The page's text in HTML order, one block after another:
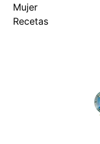
Mujer
Recetas